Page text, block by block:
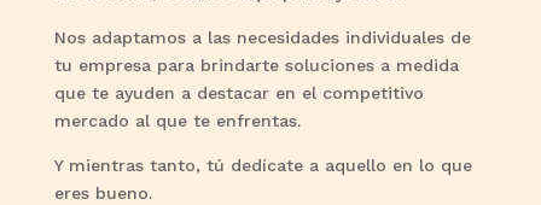
Nos adaptamos a las necesidades individuales de
tu empresa para brindarte soluciones a medida
que te ayuden a destacar en el competitivo
mercado al que te enfrentas.
Y mientras tanto, tú dedícate a aquello en lo que
eres bueno.